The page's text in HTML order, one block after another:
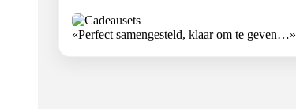
«Perfect samengesteld, klaar om te geven…»